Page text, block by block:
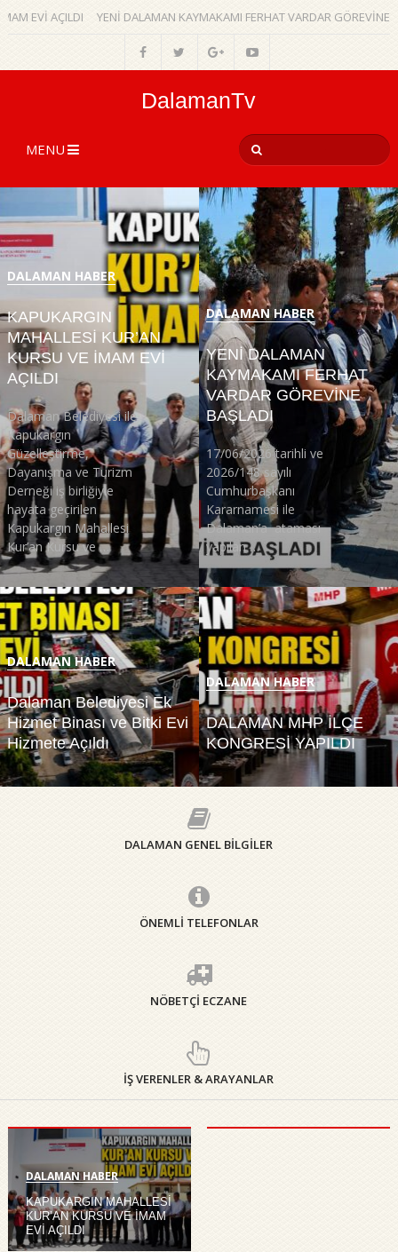
AÇILDI YENİ DALAMAN KAYMAKAMI FERHAT VARDAR GÖREVİNE
DalamanTv
MENU
DALAMAN HABER
KAPUKARGIN
MAHALLESİ KUR’AN
KURSU VE İMAM EVİ
AÇILDI
Dalaman Belediyesi ile
Kapukargın
Güzelleştirme,
Dayanışma ve Turizm
Derneği iş birliğiyle
hayata geçirilen
Kapukargın Mahallesi
Kur’an Kursu ve …
DALAMAN HABER
YENİ DALAMAN
KAYMAKAMI FERHAT
VARDAR GÖREVİNE
BAŞLADI
17/06/2026 tarihli ve
2026/148 sayılı
Cumhurbaşkanı
Kararnamesi ile
Dalaman’a ataması
yapılan …
DALAMAN HABER
Dalaman Belediyesi Ek
Hizmet Binası ve Bitki Evi
Hizmete Açıldı
DALAMAN HABER
DALAMAN MHP İLÇE
KONGRESİ YAPILDI
DALAMAN GENEL BİLGİLER
ÖNEMLİ TELEFONLAR
NÖBETÇİ ECZANE
İŞ VERENLER & ARAYANLAR
DALAMAN HABER
KAPUKARGIN MAHALLESİ
KUR’AN KURSU VE İMAM
EVİ AÇILDI
YENİ
DALAMAN
HABER
Dalaman
Belediyesi